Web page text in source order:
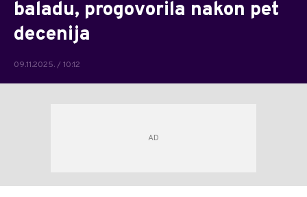
baladu, progovorila nakon pet
decenija
09.11.2025. / 10:12